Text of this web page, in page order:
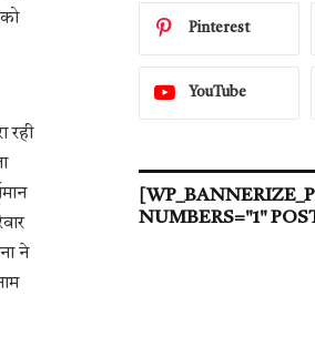
रही
ने
Pinterest
YouTube
NUMBERS="1"